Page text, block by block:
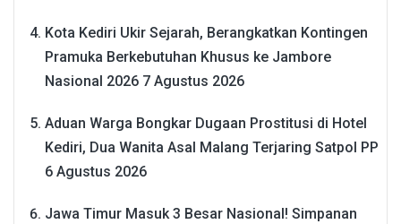
Kota Kediri Ukir Sejarah, Berangkatkan Kontingen
Pramuka Berkebutuhan Khusus ke Jambore
Nasional 2026 7 Agustus 2026
Aduan Warga Bongkar Dugaan Prostitusi di Hotel
Kediri, Dua Wanita Asal Malang Terjaring Satpol PP
6 Agustus 2026
Jawa Timur Masuk 3 Besar Nasional! Simpanan